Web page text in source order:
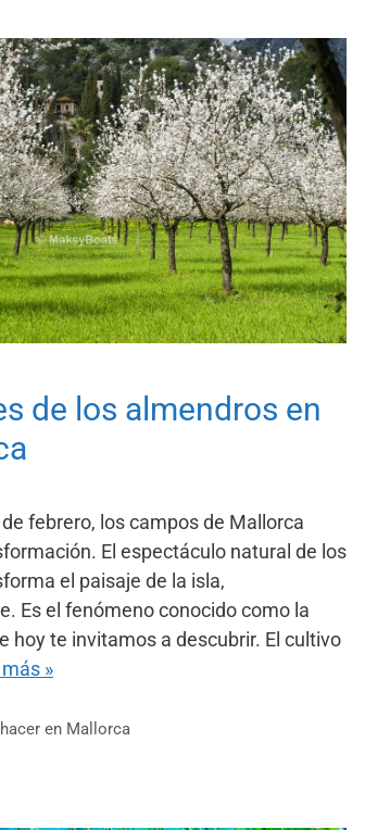
de los almendros en
febrero, los campos de Mallorca
El espectáculo natural de los
el paisaje de la isla,
Es el fenómeno conocido como la
hoy te invitamos a descubrir. El cultivo
»
en Mallorca